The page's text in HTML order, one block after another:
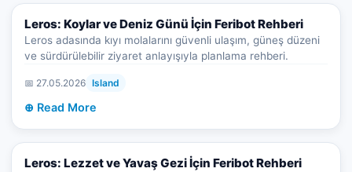
Leros: Koylar ve Deniz Günü İçin Feribot Rehberi
Leros adasında kıyı molalarını güvenli ulaşım, güneş düzeni
ve sürdürülebilir ziyaret anlayışıyla planlama rehberi.
📅 27.05.2026 Island
⊕ Read More
Leros: Lezzet ve Yavaş Gezi İçin Feribot Rehberi